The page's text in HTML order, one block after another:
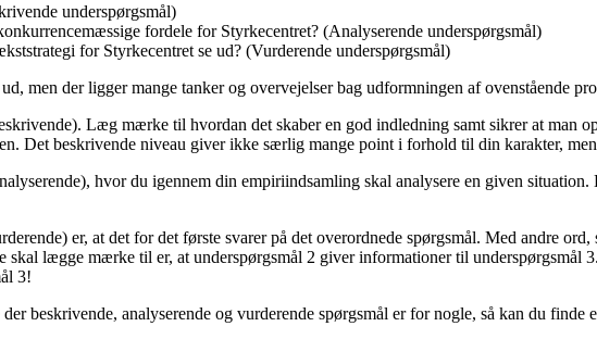
underspørgsmål)
fordele for Styrkecentret? (Analyserende underspørgsmål)
for Styrkecentret se ud? (Vurderende underspørgsmål)
men der ligger mange tanker og overvejelser bag udformningen af ovenstående
Læg mærke til hvordan det skaber en god indledning samt sikrer at man
Det beskrivende niveau giver ikke særlig mange point i forhold til din karakter,
hvor du igennem din empiriindsamling skal analysere en given
er, at det for det første svarer på det overordnede spørgsmål. Med andre ord,
skal lægge mærke til er, at underspørgsmål 2 giver informationer til underspørgsmål
3!
beskrivende, analyserende og vurderende spørgsmål er for nogle, så kan du finde